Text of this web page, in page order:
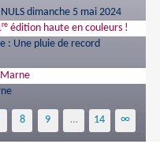
dimanche 5 mai 2024
re édition haute en couleurs !
: Une pluie de record
Marne
8 9 … 14 ∞